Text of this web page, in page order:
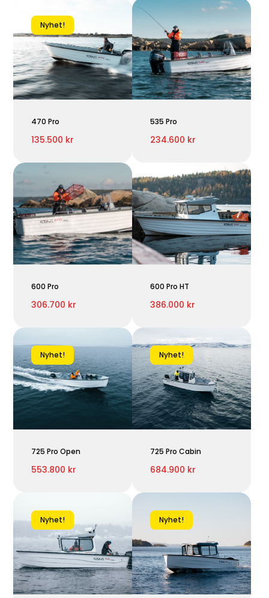
Nyhet!
470 Pro
135.500 kr
535 Pro
234.600 kr
600 Pro
306.700 kr
600 Pro HT
386.000 kr
Nyhet!
725 Pro Open
553.800 kr
Nyhet!
725 Pro Cabin
684.900 kr
Nyhet! Nyhet!